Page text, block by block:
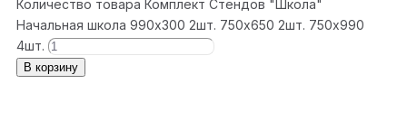
Количество товара Комплект Стендов "Школа"
Начальная школа 990x300 2шт. 750x650 2шт. 750x990
4шт.
В корзину